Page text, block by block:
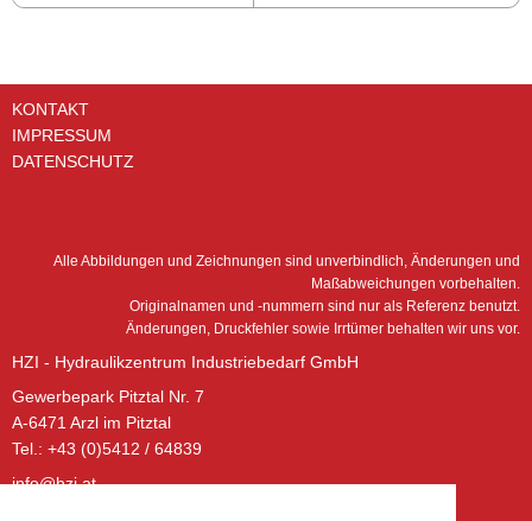
KONTAKT
IMPRESSUM
DATENSCHUTZ
Alle Abbildungen und Zeichnungen sind unverbindlich, Änderungen und
Maßabweichungen vorbehalten.
Originalnamen und -nummern sind nur als Referenz benutzt.
Änderungen, Druckfehler sowie Irrtümer behalten wir uns vor.
HZI - Hydraulikzentrum Industriebedarf GmbH
Gewerbepark Pitztal Nr. 7
A-6471 Arzl im Pitztal
Tel.: +43 (0)5412 / 64839
info@hzi.at